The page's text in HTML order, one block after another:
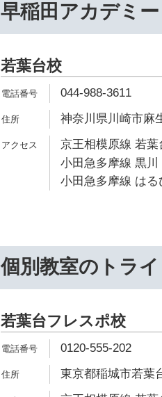
早稲田アカデミー
若葉台校
044-988-3611
神奈川県川崎市麻
京王相模原線 若葉
小田急多摩線 黒川
小田急多摩線 は
個別教室のトライ
若葉台フレスポ校
0120-555-202
東京都稲城市若葉